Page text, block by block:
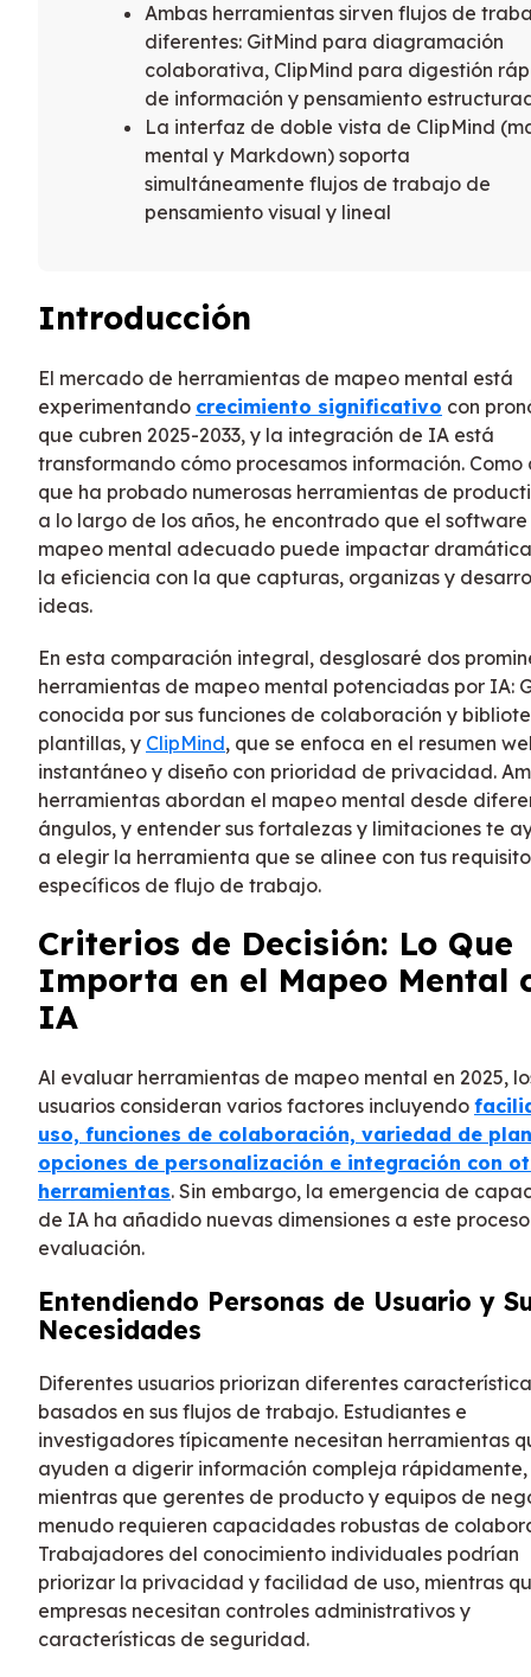
Ambas herramientas sirven flujos de
diferentes: GitMind para diagramación
colaborativa, ClipMind para digestión
de información y pensamiento
La interfaz de doble vista de ClipMind
mental y Markdown) soporta
simultáneamente flujos de trabajo de
pensamiento visual y lineal
Introducción
El mercado de herramientas de mapeo mental está
experimentando crecimiento significativo con
que cubren 2025-2033, y la integración de IA está
transformando cómo procesamos información. Como
que ha probado numerosas herramientas de
a lo largo de los años, he encontrado que el
mapeo mental adecuado puede impactar
la eficiencia con la que capturas, organizas y
ideas.
En esta comparación integral, desglosaré dos
herramientas de mapeo mental potenciadas por IA:
conocida por sus funciones de colaboración y
plantillas, y ClipMind, que se enfoca en el resumen
instantáneo y diseño con prioridad de privacidad.
herramientas abordan el mapeo mental desde
ángulos, y entender sus fortalezas y limitaciones te
a elegir la herramienta que se alinee con tus
específicos de flujo de trabajo.
Criterios de Decisión: Lo Que
Importa en el Mapeo Mental
IA
Al evaluar herramientas de mapeo mental en 2025,
usuarios consideran varios factores incluyendo
uso, funciones de colaboración, variedad de
opciones de personalización e integración con
herramientas. Sin embargo, la emergencia de
de IA ha añadido nuevas dimensiones a este
evaluación.
Entendiendo Personas de Usuario y
Necesidades
Diferentes usuarios priorizan diferentes
basados en sus flujos de trabajo. Estudiantes e
investigadores típicamente necesitan herramientas
ayuden a digerir información compleja rápidamente,
mientras que gerentes de producto y equipos de
menudo requieren capacidades robustas de
Trabajadores del conocimiento individuales podrían
priorizar la privacidad y facilidad de uso, mientras
empresas necesitan controles administrativos y
características de seguridad.